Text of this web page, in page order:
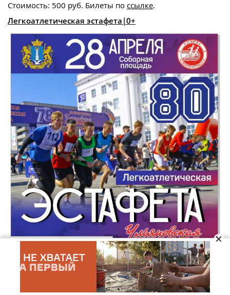
Стоимость: 500 руб. Билеты по ссылке.
Легкоатлетическая эстафета|0+